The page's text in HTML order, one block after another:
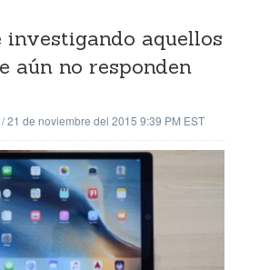
investigando aquellos
aún no responden
/21 de noviembre del 2015 9:39 PM EST